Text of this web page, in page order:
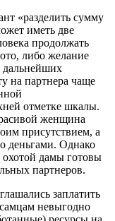
«разделить сумму
иметь две
продолжать
либо желание
дальнейших
на партнера чаще
отметке шкалы.
женщина
присутствием, а
деньгами. Однако
охотой дамы готовы
партнеров.
заплатить
невыгодно